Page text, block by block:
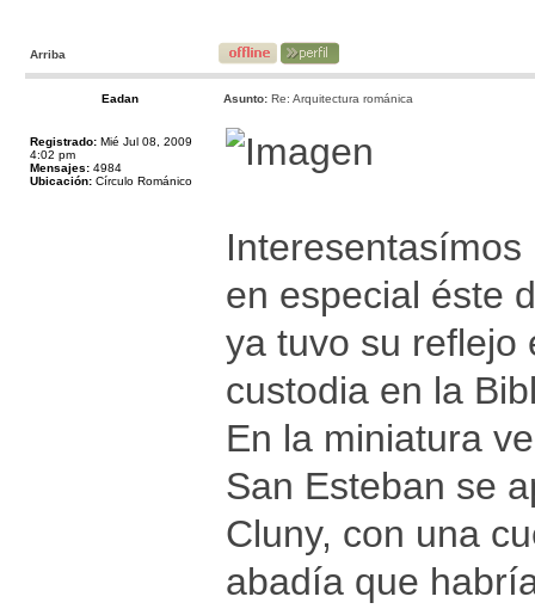
Arriba
Eadan Asunto: Re: Arquitectura románica
Registrado: Mié Jul 08, 2009
4:02 pm
Mensajes: 4984
Ubicación: Círculo Románico
en especial éste
ya tuvo su reflejo
custodia en la
En la miniatura
San Esteban se
Cluny, con una
abadía que